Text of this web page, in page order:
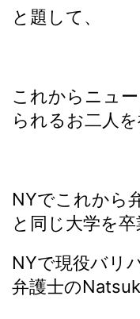
と題して、
これからニュ
られるお二人を
NYでこれから
と同じ大学を卒
NYで現役バリ
弁護士の